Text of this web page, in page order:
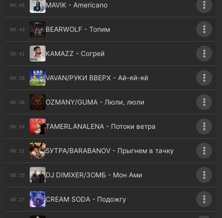
08:45 MAVIK - Americano
08:43 BEARWOLF - Топим
08:41 KAMAZZ - Согрей
08:38 VAVAN/РУКИ ВВЕРХ - Ай-яй-яй
08:36 OZMANY/GUMA - Люли, люли
08:34 TAMERLANALENA - Потоки ветра
08:31 5УТРА/BARABANOV - Прыгнем в тачку
08:29 DJ DIMIXER/ЗОМБ - Мон Ами
08:27 CREAM SODA - Подожгу